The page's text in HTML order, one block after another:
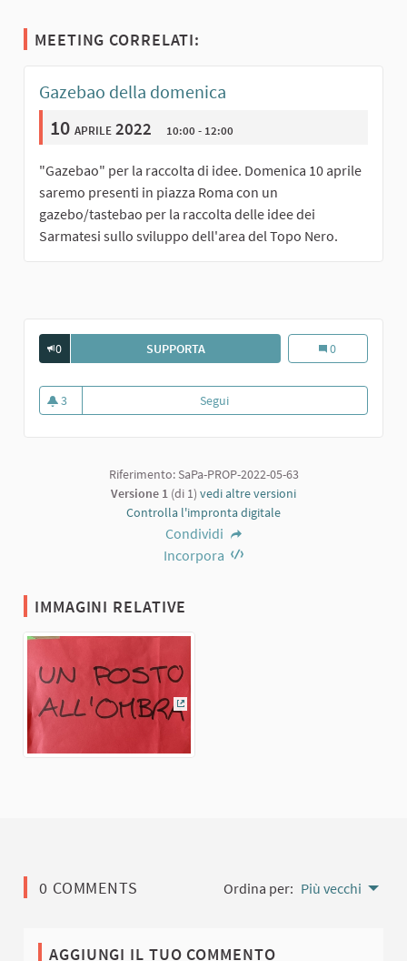
MEETING CORRELATI:
Gazebao della domenica
10 aprile 2022 10:00 - 12:00
"Gazebao" per la raccolta di idee. Domenica 10 aprile
saremo presenti in piazza Roma con un
gazebo/tastebao per la raccolta delle idee dei
Sarmatesi sullo sviluppo dell'area del Topo Nero.
0 SUPPORTAUN POSTO ALL'OMBRAUn posto
0
3
3 sostenitori
Segui
Riferimento: SaPa-PROP-2022-05-63
Versione 1 (di 1) vedi altre versioni
Controlla l'impronta digitale
Condividi
Incorpora
IMMAGINI RELATIVE
(Collegamento esterno)
0 COMMENTS Ordina per: Più vecchi
AGGIUNGI IL TUO COMMENTO